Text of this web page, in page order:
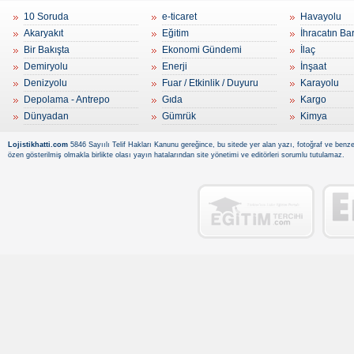
10 Soruda
Akaryakıt
Bir Bakışta
Demiryolu
Denizyolu
Depolama - Antrepo
Dünyadan
e-ticaret
Eğitim
Ekonomi Gündemi
Enerji
Fuar / Etkinlik / Duyuru
Gıda
Gümrük
Havayolu
İhracatın
İlaç
İnşaat
Karayolu
Kargo
Kimya
Lojistikhatti.com 5846 Sayıılı Telif Hakları Kanunu gereğince, bu sitede yer alan yazı, fotoğraf ve
özen gösterilmiş olmakla birlikte olası yayın hatalarından site yönetimi ve editörleri sorumlu tutulamaz.